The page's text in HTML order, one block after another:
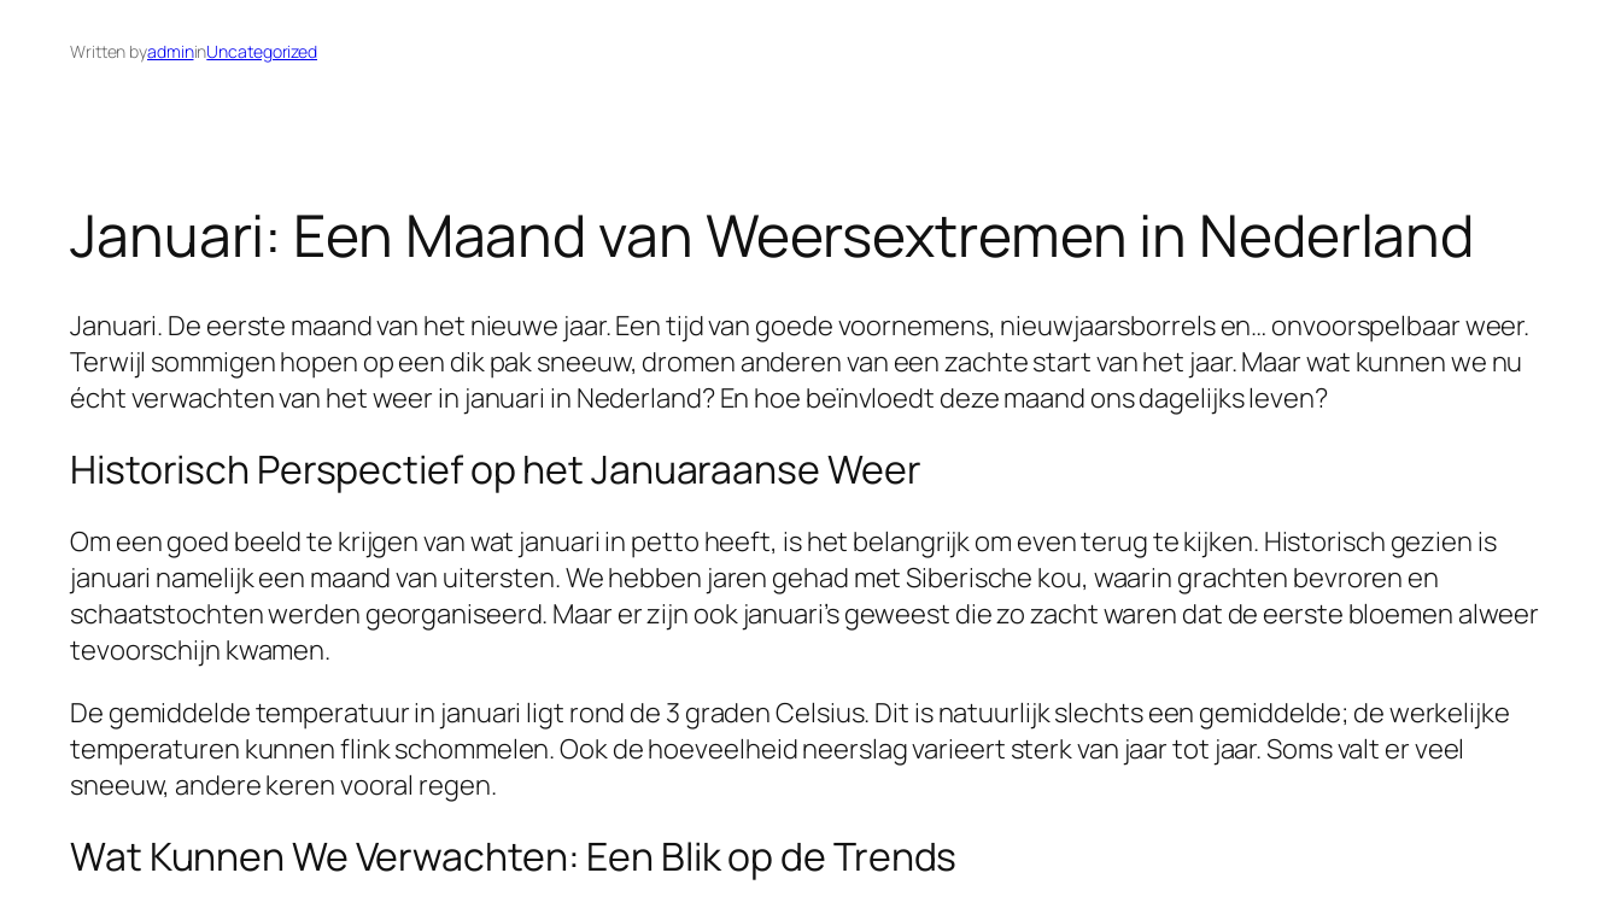
Written byadmininUncategorized
Januari: Een Maand van Weersextremen in Nederland
Januari. De eerste maand van het nieuwe jaar. Een tijd van goede voornemens, nieuwjaarsborrels en… onvoorspelbaar weer.
Terwijl sommigen hopen op een dik pak sneeuw, dromen anderen van een zachte start van het jaar. Maar wat kunnen we nu
écht verwachten van het weer in januari in Nederland? En hoe beïnvloedt deze maand ons dagelijks leven?
Historisch Perspectief op het Januaraanse Weer
Om een goed beeld te krijgen van wat januari in petto heeft, is het belangrijk om even terug te kijken. Historisch gezien is
januari namelijk een maand van uitersten. We hebben jaren gehad met Siberische kou, waarin grachten bevroren en
schaatstochten werden georganiseerd. Maar er zijn ook januari’s geweest die zo zacht waren dat de eerste bloemen alweer
tevoorschijn kwamen.
De gemiddelde temperatuur in januari ligt rond de 3 graden Celsius. Dit is natuurlijk slechts een gemiddelde; de werkelijke
temperaturen kunnen flink schommelen. Ook de hoeveelheid neerslag varieert sterk van jaar tot jaar. Soms valt er veel
sneeuw, andere keren vooral regen.
Wat Kunnen We Verwachten: Een Blik op de Trends